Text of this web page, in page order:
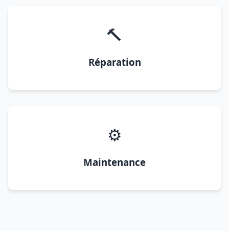
🔨
Réparation
⚙️
Maintenance